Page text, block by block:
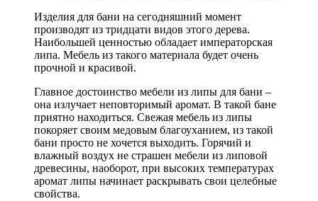
Изделия для бани на сегодняшний момент
производят из тридцати видов этого дерева.
Наибольшей ценностью обладает императорская
липа. Мебель из такого материала будет очень
прочной и красивой.
Главное достоинство мебели из липы для бани –
она излучает неповторимый аромат. В такой бане
приятно находиться. Свежая мебель из липы
покоряет своим медовым благоуханием, из такой
бани просто не хочется выходить. Горячий и
влажный воздух не страшен мебели из липовой
древесины, наоборот, при высоких температурах
аромат липы начинает раскрывать свои целебные
свойства.